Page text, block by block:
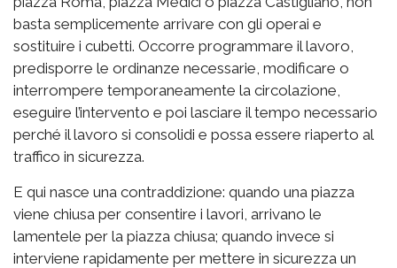
basta semplicemente arrivare con gli operai e
sostituire i cubetti. Occorre programmare il lavoro,
predisporre le ordinanze necessarie, modificare o
interrompere temporaneamente la circolazione,
eseguire l’intervento e poi lasciare il tempo necessario
perché il lavoro si consolidi e possa essere riaperto al
traffico in sicurezza.
E qui nasce una contraddizione: quando una piazza
viene chiusa per consentire i lavori, arrivano le
lamentele per la piazza chiusa; quando invece si
interviene rapidamente per mettere in sicurezza un